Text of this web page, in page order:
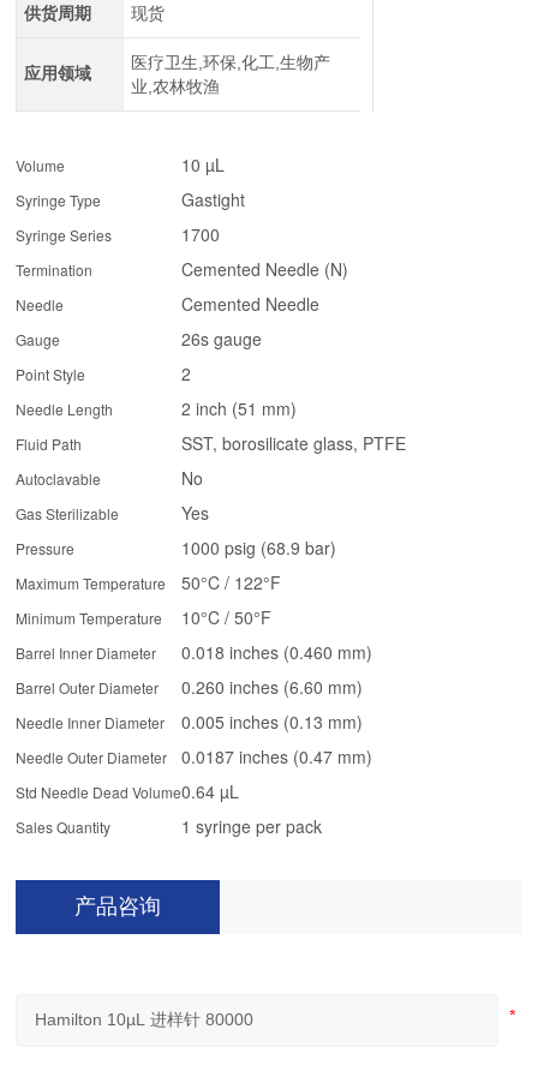
供货周期 现货
应用领域
医疗卫生,环保,化工,生物产
业,农林牧渔
Volume 10 µL
Syringe Type Gastight
Syringe Series 1700
Termination Cemented Needle (N)
Needle Cemented Needle
Gauge 26s gauge
Point Style 2
Needle Length 2 inch (51 mm)
Fluid Path SST, borosilicate glass, PTFE
Autoclavable No
Gas Sterilizable Yes
Pressure 1000 psig (68.9 bar)
Maximum Temperature 50°C / 122°F
Minimum Temperature 10°C / 50°F
Barrel Inner Diameter 0.018 inches (0.460 mm)
Barrel Outer Diameter 0.260 inches (6.60 mm)
Needle Inner Diameter 0.005 inches (0.13 mm)
Needle Outer Diameter 0.0187 inches (0.47 mm)
Std Needle Dead Volume0.64 µL
Sales Quantity 1 syringe per pack
产品咨询